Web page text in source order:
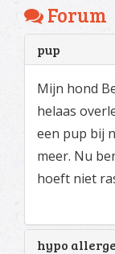
Forum
pup
Mijn hond
helaas
een pup bij
meer. Nu
hoeft niet
hypo